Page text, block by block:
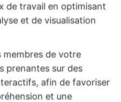
de travail en optimisant
et de visualisation
membres de votre
prenantes sur des
afin de favoriser
et une